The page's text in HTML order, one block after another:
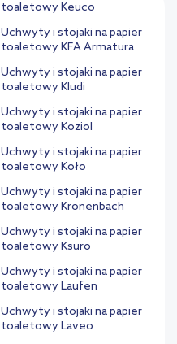
toaletowy Keuco
Uchwyty i stojaki na papier
toaletowy KFA Armatura
Uchwyty i stojaki na papier
toaletowy Kludi
Uchwyty i stojaki na papier
toaletowy Koziol
Uchwyty i stojaki na papier
toaletowy Koło
Uchwyty i stojaki na papier
toaletowy Kronenbach
Uchwyty i stojaki na papier
toaletowy Ksuro
Uchwyty i stojaki na papier
toaletowy Laufen
Uchwyty i stojaki na papier
toaletowy Laveo